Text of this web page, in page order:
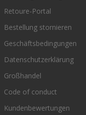
Retoure-Portal
Bestellung stornieren
Geschäftsbedingungen
Datenschutzerklärung
Großhandel
Code of conduct
Kundenbewertungen